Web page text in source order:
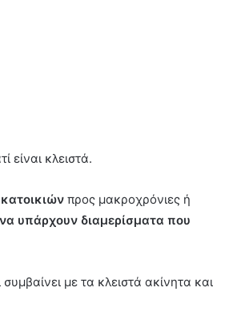
είναι κλειστά.
προς μακροχρόνιες ή
υπάρχουν διαμερίσματα που
με τα κλειστά ακίνητα και